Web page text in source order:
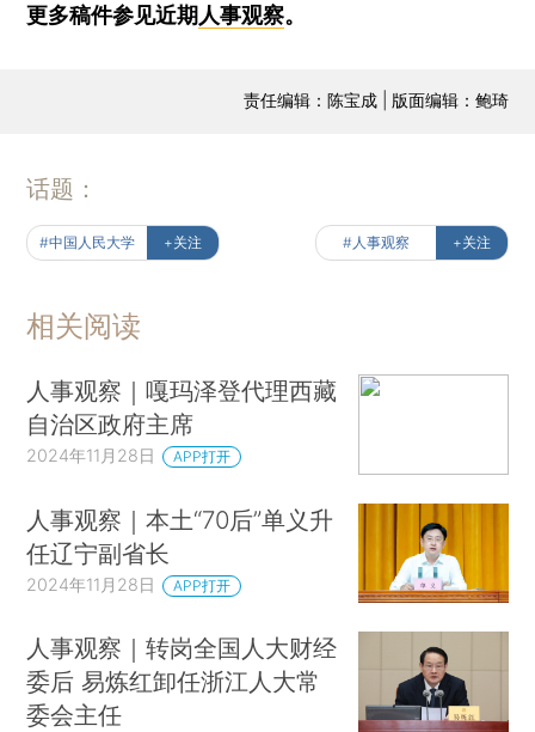
更多稿件参见近期人事观察。
责任编辑：陈宝成 | 版面编辑：鲍琦
话题：
#中国人民大学 +关注 #人事观察 +关注
相关阅读
人事观察｜嘎玛泽登代理西藏
自治区政府主席
2024年11月28日 APP打开
人事观察｜本土“70后”单义升
任辽宁副省长
2024年11月28日 APP打开
人事观察｜转岗全国人大财经
委后 易炼红卸任浙江人大常
委会主任